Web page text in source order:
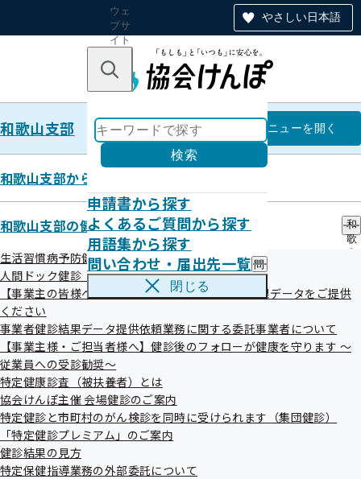
やさしい日本語
ウェ
ブサ
イト
のナ
ン
キーワードで探す
検索
申請書から探す
よくあるご質問から探す
用語集から探す
問い合わせ・届出先一覧 問
い
せ
・
届
の
閉じる
和歌山支部 和歌山支部
メニューを開く
和歌山支部からのお知らせ
和歌山支部の健診・保健指導のご案内
和
歌
の
保
生活習慣病予防健診（被保険者）とは
人間ドック健診（被保険者）のご案内
【事業主の皆様へ】 事業者健診（定期健診）の結果データをご提供
ください
事業者健診結果データ提供依頼業務に関する委託事業者について
【事業主様・ご担当者様へ】健診後のフォローが健康を守ります ～
従業員への受診勧奨～
特定健康診査（被扶養者）とは
協会けんぽ主催 会場健診のご案内
特定健診と市町村のがん検診を同時に受けられます（集団健診）
「特定健診プレミアム」のご案内
健診結果の見方
特定保健指導業務の外部委託について
和歌山支部LINE公式アカウント
について
令和06年10月28日
協会けんぽ和歌山支部のLINE公式アカウン
トについて